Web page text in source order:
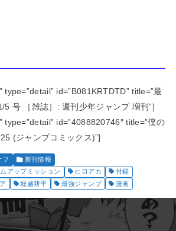
type=”detail” id=”B081KRTDTD” title=”最
5 号 ［雑誌］: 週刊少年ジャンプ 増刊”]
type=”detail” id=”4088820746″ title=”僕の
(ジャンプコミックス)”]
フ
新刊情報
アップミッション ヒロアカ
付録
堀越耕平 最強ジャンプ 漫画